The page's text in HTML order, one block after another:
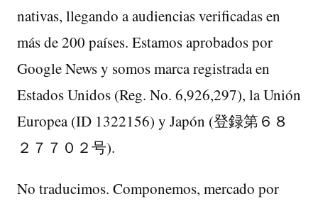
nativas, llegando a audiencias verificadas en
más de 200 países. Estamos aprobados por
Google News y somos marca registrada en
Estados Unidos (Reg. No. 6,926,297), la Unión
Europea (ID 1322156) y Japón (登録第６８
２７７０２号).
No traducimos. Componemos, mercado por